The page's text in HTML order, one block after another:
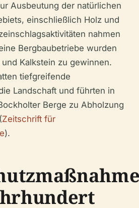
Ausbeutung der natürlichen
einschließlich Holz und
nahmen
Bergbaubetriebe wurden
Kalkstein zu gewinnen.
tiefgreifende
Landschaft und führten in
Berge zu Abholzung
Zeitschrift für
).